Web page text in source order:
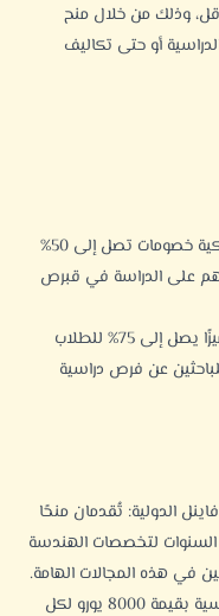
وذلك من خلال منح
أو حتى تكاليف
تُقدم جميع الجامعات في قبرص التركية خصومات تصل إلى 50%
على الدراسة في قبرص
تُقدم جامعة قبرص الدولية خصمًا مميزًا يصل إلى 75% للطلاب
عن فرص دراسية
الدولية: تُقدمان منحًا
3000 دولار لكل السنوات لتخصصات الهندسة
في هذه المجالات الهامة.
: تُقدم منحًا دراسية بقيمة 8000 يورو لكل